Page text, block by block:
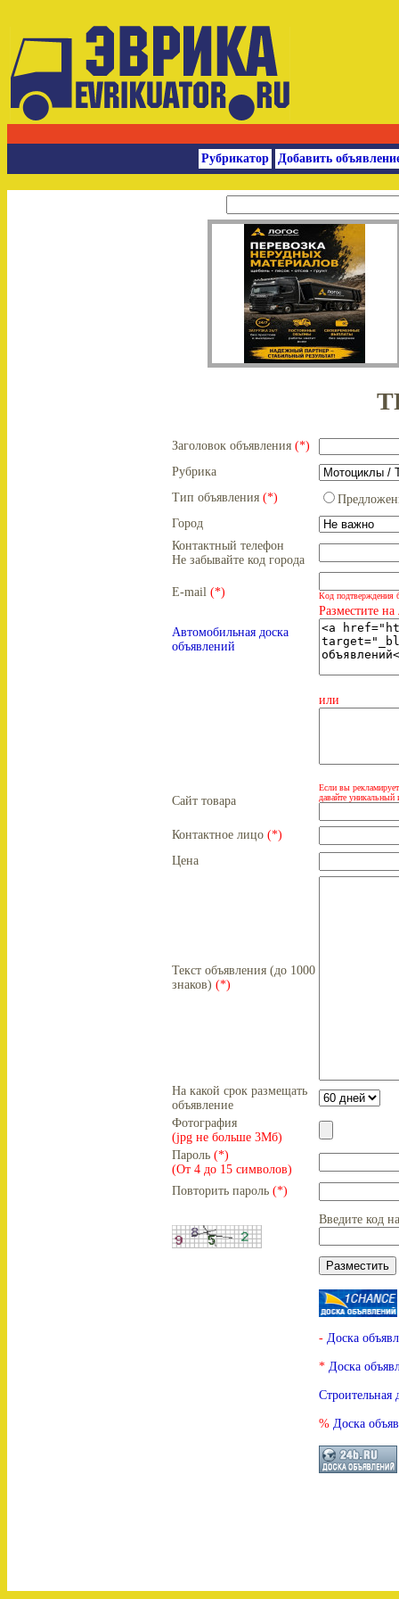
Рубрикатор Добавить
Заголовок объявления (*)
Рубрика
Тип объявления (*)
Город
Контактный телефон
Не забывайте код города
E-mail (*) Код подтверждения
Автомобильная доска
объявлений
Разместите
или
Сайт товара
Если вы
давайте уникальный
Контактное лицо (*)
Цена
Текст объявления (до 1000
знаков) (*)
На какой срок размещать
объявление
Фотография
(jpg не больше 3Мб)
Пароль (*)
(От 4 до 15 символов)
Повторить пароль (*)
Введите код
- Доска
* Доска
Строительная
% Доска